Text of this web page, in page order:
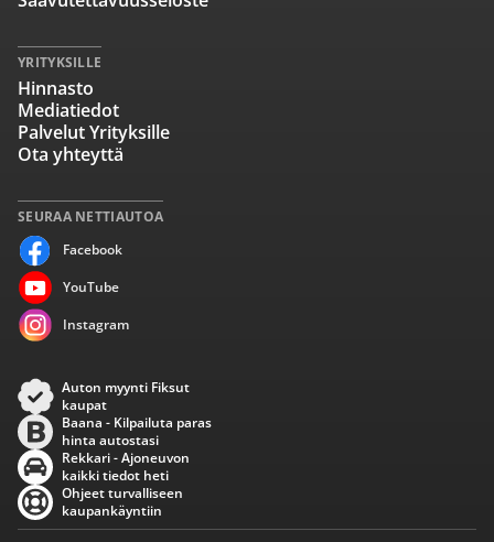
SEURAA NETTIAUTOA
Facebook
YouTube
Instagram
YRITYKSILLE
Hinnasto
Mediatiedot
Palvelut Yrityksille
Ota yhteyttä
Auton myynti Fiksut
kaupat
Baana - Kilpailuta paras
hinta autostasi
Rekkari - Ajoneuvon
kaikki tiedot heti
Ohjeet turvalliseen
kaupankäyntiin